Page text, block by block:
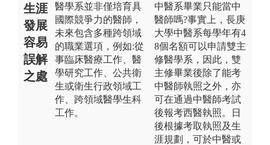
生涯
發展
容易
誤解
之處
醫學系並非僅培育具
國際競爭力的醫師，
未來包含多種跨領域
的職業選項，例如:從
事臨床醫療工作、醫
學研究工作、公共衛
生或衛生行政領域工
作、跨領域醫學生科
工作。
中醫系畢業只能當中
醫師嗎?事實上，長庚
大學中醫系每學年有4
8個名額可以申請雙主
修醫學系，因此，雙
主修畢業後除了能考
中醫師執照之外，亦
可在通過中醫師考試
後報考西醫執照。日
後根據考取執照及生
涯規劃，可於中醫或